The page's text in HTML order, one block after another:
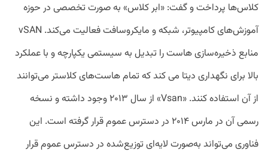
کلاس‌ها پرداخت و گفت: «ابر کلاس» به‌ صورت تخصصی در حوزه
آموزش‌های کامپیوتر، شبکه و مایکروسافت فعالیت می‌کند. vSAN
منابع ذخیره‌سازی هاست را تبدیل به سیستمی یکپارچه و با عملکرد
بالا برای نگهداری دیتا می کند که تمام هاست‌های کلاستر می‌توانند
از آن استفاده کنند. «Vsan» از سال ۲۰۱۳ وجود داشته و نسخه
رسمی آن در مارس ۲۰۱۴ در دسترس عموم قرار گرفته است. این
فناوری می‌تواند به‌صورت لایه‌ای توزیع‌شده در دسترس عموم قرار